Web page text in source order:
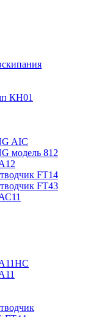
КН01
AIC
модель 812
FT14
FT43